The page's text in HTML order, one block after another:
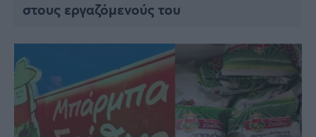
στους εργαζόμενούς του